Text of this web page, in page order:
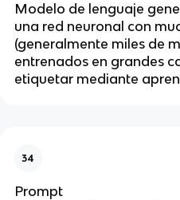
Modelo de lenguaje
una red neuronal con
(generalmente miles de
entrenados en grandes
etiquetar mediante
34
Prompt